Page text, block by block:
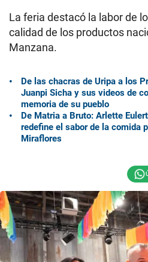
La feria destacó la labor de
calidad de los productos
Manzana.
De las chacras de Uripa a los
Juanpi Sicha y sus videos de
memoria de su pueblo
De Matria a Bruto: Arlette
redefine el sabor de la comida
Miraflores